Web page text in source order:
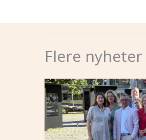
Flere nyheter